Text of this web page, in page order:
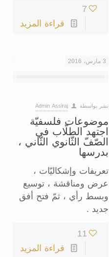
7
قراءة المزيد
3 مارس، 2016
نشر بواسطة Admin Assiraj
موضوعات فلسفيّة
اجتهد الطلّاب في
الصّفّ الثّانوي الثّاني ،
بدرسها
تعريفات وإشكاليّات ،
عرض ومناقشة ، توسيع
وبسط رأي ، ثمّ فتح أفق
جديد .
11
قراءة المزيد